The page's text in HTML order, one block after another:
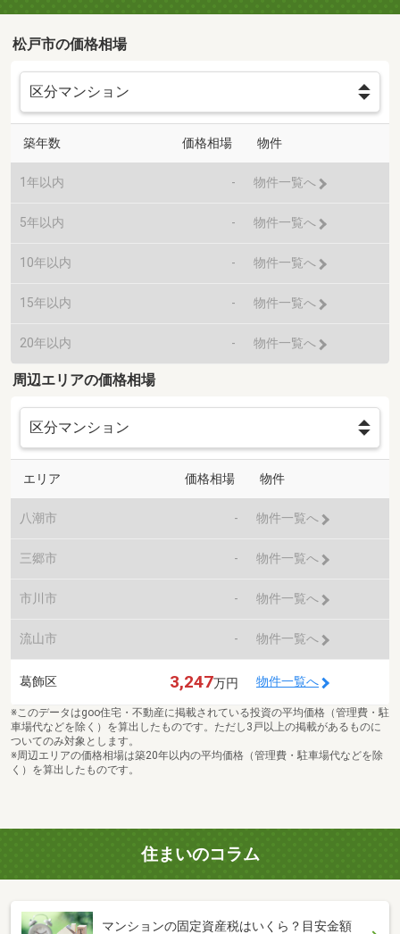
松戸市の価格相場
築年数 価格相場 物件
1年以内 - 物件一覧へ
5年以内 - 物件一覧へ
10年以内 - 物件一覧へ
15年以内 - 物件一覧へ
20年以内 - 物件一覧へ
周辺エリアの価格相場
エリア 価格相場 物件
八潮市 - 物件一覧へ
三郷市 - 物件一覧へ
市川市 - 物件一覧へ
流山市 - 物件一覧へ
葛飾区 3,247万円 物件一覧へ
※このデータはgoo住宅・不動産に掲載されている投資の平均価格（管理費・駐
車場代などを除く）を算出したものです。ただし3戸以上の掲載があるものに
ついてのみ対象とします。
※周辺エリアの価格相場は築20年以内の平均価格（管理費・駐車場代などを除
く）を算出したものです。
住まいのコラム
マンションの固定資産税はいくら？目安金額